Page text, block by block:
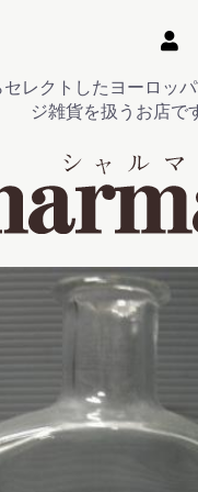
レクトしたヨーロッ
ジ雑貨を扱うお店で